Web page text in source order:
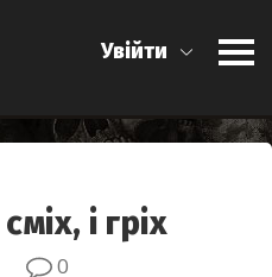
Увійти
і гріх
0